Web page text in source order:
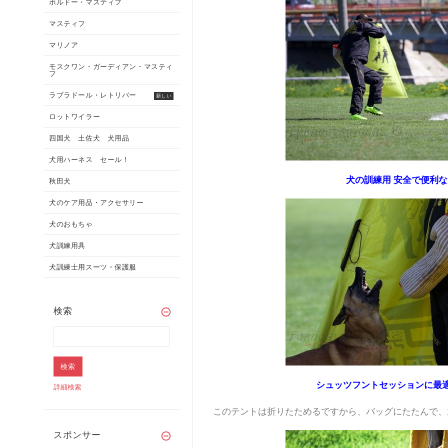
犬の訓練用 安全で便利
シュッツフントセッションに最
このテントは折りたためるですから、バッグにたたんで
ボルドー・マスティフ
マスティフ
マリノア
モスクワン・ガーディアン・マスティ
フ
ラブラドール・レトリバー 新しい
ロットワイラー
四国犬 土佐犬 犬用品
犬用ハーネス セール！
秋田犬
犬のケア用品・アクセサリー
犬のおもちゃ
犬訓練用具
犬訓練士用スーツ・保護服
検索
詳細検索
スポンサー